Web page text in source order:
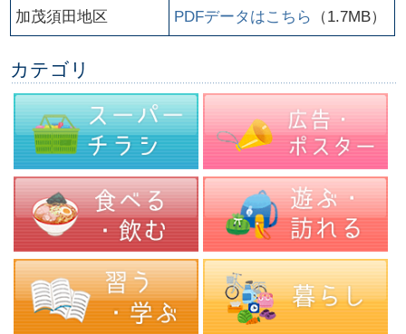
加茂須田地区 PDFデータはこちら （1.7MB）
カテゴリ